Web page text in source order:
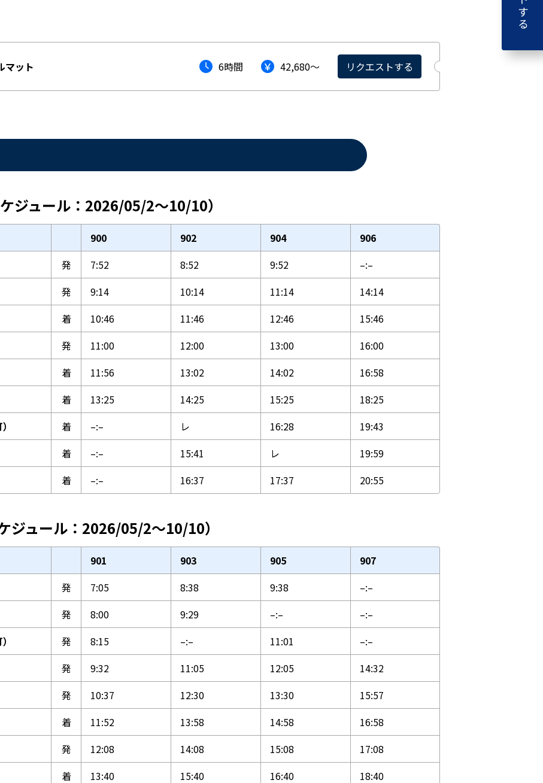
マット 6時間 42,680〜 リクエストする
ジュール：2026/05/2～10/10）
900 902 904
906
発 7:52 8:52 9:52
–:–
発 9:14 10:14 11:14
14:14
着 10:46 11:46 12:46
15:46
発 11:00 12:00 13:00
16:00
着 11:56 13:02 14:02
16:58
着 13:25 14:25 15:25
18:25
着 –:– レ 16:28
19:43
着 –:– 15:41 レ
19:59
着 –:– 16:37 17:37 20:55
ジュール：2026/05/2～10/10）
901 903 905
907
発 7:05 8:38 9:38
–:–
発 8:00 9:29 –:–
–:–
発 8:15 –:– 11:01
–:–
発 9:32 11:05 12:05
14:32
発 10:37 12:30 13:30
15:57
着 11:52 13:58 14:58
16:58
発 12:08 14:08 15:08
17:08
着 13:40 15:40 16:40 18:40